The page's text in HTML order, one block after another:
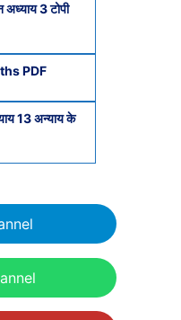
अध्याय 3 टोपी
PDF
13 अन्याय के